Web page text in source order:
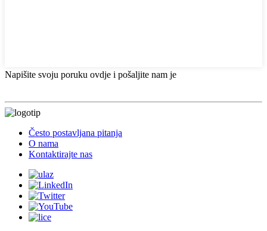
Napišite svoju poruku ovdje i pošaljite nam je
Često postavljana pitanja
O nama
Kontaktirajte nas